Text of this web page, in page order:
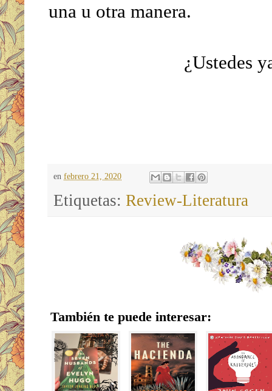
una u otra manera.
¿Ustedes
en febrero 21, 2020
Etiquetas: Review-Literatura
También te puede interesar: